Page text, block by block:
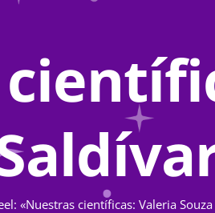
«Nuestras científicas: Valeria